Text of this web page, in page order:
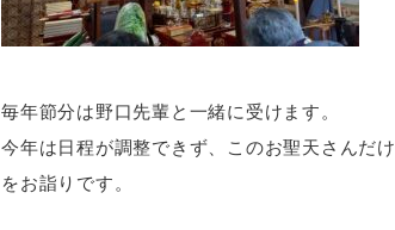
毎年節分は野口先輩と一緒に受けます。
今年は日程が調整できず、このお聖天さんだけ
をお詣りです。